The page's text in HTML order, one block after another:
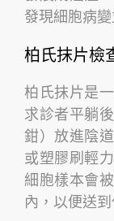
發現細胞病
柏氏抹片檢
柏氏抹片是
求診者平躺
鉗）放進陰
或塑膠刷輕
細胞樣本會
內，以便送